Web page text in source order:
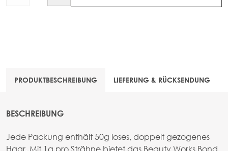
PRODUKTBESCHREIBUNG LIEFERUNG & RÜCKSENDUNG
BESCHREIBUNG
Jede Packung enthält 50g loses, doppelt gezogenes
Haar. Mit 1g pro Strähne bietet das Beauty Works Bond